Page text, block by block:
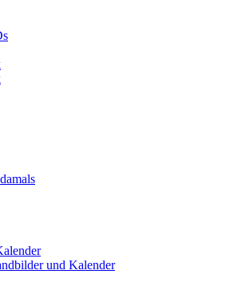
und Kalender